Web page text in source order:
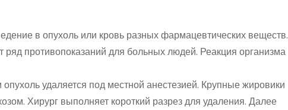
в опухоль или кровь разных фармацевтических веществ.
противопоказаний для больных людей. Реакция организма
удаляется под местной анестезией. Крупные жировики
Хирург выполняет короткий разрез для удаления. Далее